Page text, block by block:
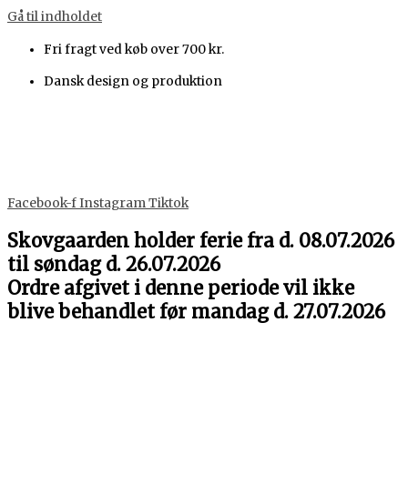
Gå til indholdet
Fri fragt ved køb over 700 kr.
Dansk design og produktion
Facebook-fInstagramTiktok
Skovgaarden holder ferie fra d. 08.07.2026
til søndag d. 26.07.2026
Ordre afgivet i denne periode vil ikke
blive behandlet før mandag d. 27.07.2026